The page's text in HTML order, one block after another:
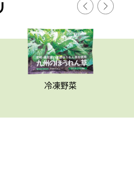
冷凍野菜